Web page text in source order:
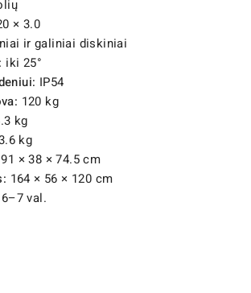
× 3.0
ir galiniai diskiniai
iki 25°
IP54
120 kg
kg
kg
91 × 38 × 74.5 cm
164 × 56 × 120 cm
6–7 val.